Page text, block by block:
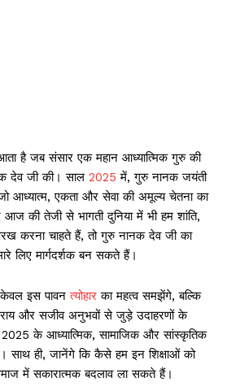
आता है जब संसार एक महान आध्यात्मिक गुरु की
देव जी की। साल 2025 में, गुरु नानक जयंती
आध्यात्म, एकता और सेवा की अमूल्य चेतना का
की तेजी से भागती दुनिया में भी हम शांति,
करना चाहते हैं, तो गुरु नानक देव जी का
लिए मार्गदर्शक बन सकते हैं।
इस पावनत्योहार का महत्व समझेंगे, बल्कि
राय और सजीव अनुभवों से जुड़े उदाहरणों के
के आध्यात्मिक, सामाजिक और सांस्कृतिक
साथ ही, जानेंगे कि कैसे हम इन शिक्षाओं को
में सकारात्मक बदलाव ला सकते हैं।